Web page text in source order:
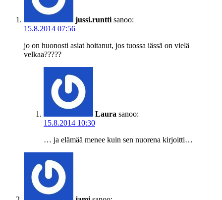
jussi.runtti sanoo:
15.8.2014 07:56
jo on huonosti asiat hoitanut, jos tuossa iässä on vielä
velkaa?????
Laura sanoo:
15.8.2014 10:30
… ja elämää menee kuin sen nuorena kirjoitti…